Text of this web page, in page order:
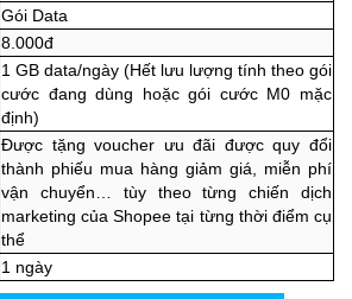
Gói Data
8.000đ
1 GB data/ngày (Hết lưu lượng tính theo gói
cước đang dùng hoặc gói cước M0 mặc
định)
Được tặng voucher ưu đãi được quy đổi
thành phiếu mua hàng giảm giá, miễn phí
vận chuyển… tùy theo từng chiến dịch
marketing của Shopee tại từng thời điểm cụ
thể
1 ngày